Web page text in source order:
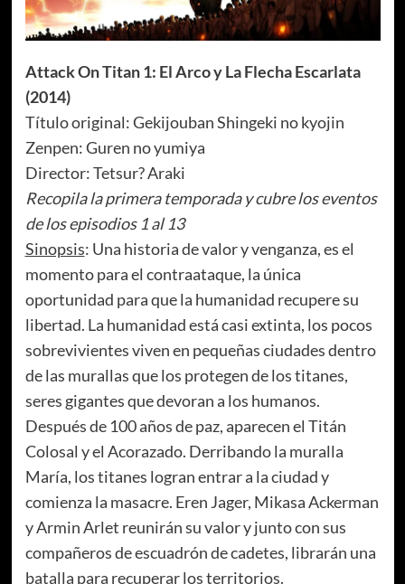
Attack On Titan 1: El Arco y La Flecha Escarlata
(2014)
Título original: Gekijouban Shingeki no kyojin
Zenpen: Guren no yumiya
Director: Tetsur? Araki
Recopila la primera temporada y cubre los eventos
de los episodios 1 al 13
Sinopsis: Una historia de valor y venganza, es el
momento para el contraataque, la única
oportunidad para que la humanidad recupere su
libertad. La humanidad está casi extinta, los pocos
sobrevivientes viven en pequeñas ciudades dentro
de las murallas que los protegen de los titanes,
seres gigantes que devoran a los humanos.
Después de 100 años de paz, aparecen el Titán
Colosal y el Acorazado. Derribando la muralla
María, los titanes logran entrar a la ciudad y
comienza la masacre. Eren Jager, Mikasa Ackerman
y Armin Arlet reunirán su valor y junto con sus
compañeros de escuadrón de cadetes, librarán una
batalla para recuperar los territorios.